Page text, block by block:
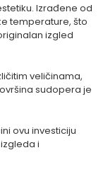
Izrađene od
temperature, što
izgled
veličinama,
sudopera je
ovu investiciju
i